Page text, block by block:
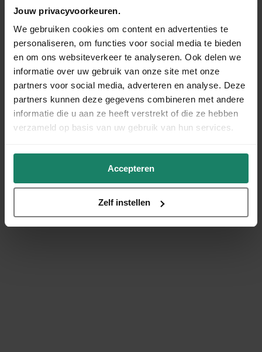
Jouw privacyvoorkeuren.
We gebruiken cookies om content en advertenties te
personaliseren, om functies voor social media te bieden
en om ons websiteverkeer te analyseren. Ook delen we
informatie over uw gebruik van onze site met onze
partners voor social media, adverteren en analyse. Deze
partners kunnen deze gegevens combineren met andere
informatie die u aan ze heeft verstrekt of die ze hebben
verzameld op basis van uw gebruik van hun services.
Accepteren
Zelf instellen